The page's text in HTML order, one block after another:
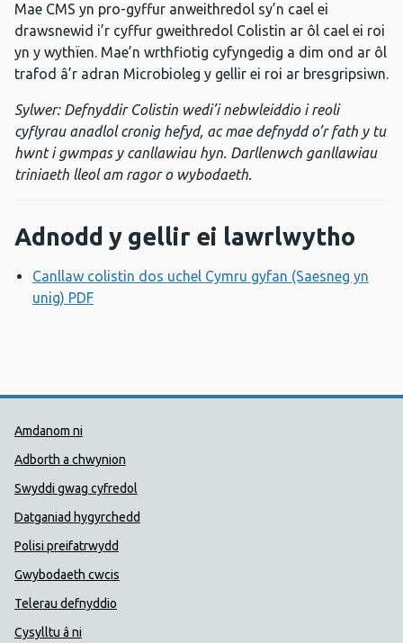
Mae CMS yn pro-gyffur anweithredol sy’n cael ei
drawsnewid i’r cyffur gweithredol Colistin ar ôl cael ei roi
yn y wythïen. Mae’n wrthfiotig cyfyngedig a dim ond ar ôl
trafod â’r adran Microbioleg y gellir ei roi ar bresgripsiwn.
Sylwer: Defnyddir Colistin wedi’i nebwleiddio i reoli
cyflyrau anadlol cronig hefyd, ac mae defnydd o’r fath y tu
hwnt i gwmpas y canllawiau hyn. Darllenwch ganllawiau
triniaeth lleol am ragor o wybodaeth.
Adnodd y gellir ei lawrlwytho
Canllaw colistin dos uchel Cymru gyfan (Saesneg yn
unig) PDF
Dolenni Cymorth Iechyd
Amdanom ni
Adborth a chwynion
Swyddi gwag cyfredol
Datganiad hygyrchedd
Polisi preifatrwydd
Gwybodaeth cwcis
Telerau defnyddio
Cysylltu â ni